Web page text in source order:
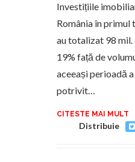
Investițiile
România în primul
au totalizat 98 mil.
19% față de
aceeași perioadă
potrivit…
CITESTE MAI MULT
Distribuie